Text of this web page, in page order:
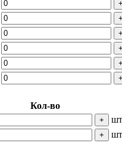
+
+
+
+
+
+
Кол-во
+ шт
+ шт